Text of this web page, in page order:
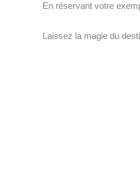
En réservant votre
Laissez la magie du